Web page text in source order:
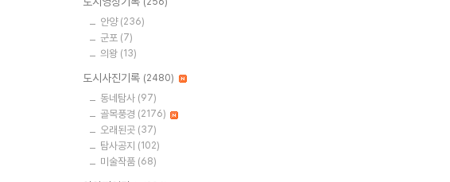
안양 (236)
군포 (7)
의왕 (13)
도시사진기록 (2480)
동네탐사 (97)
골목풍경 (2176)
오래된곳 (37)
탐사공지 (102)
미술작품 (68)